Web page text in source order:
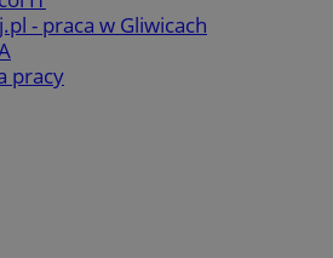
- praca w Gliwicach
pracy